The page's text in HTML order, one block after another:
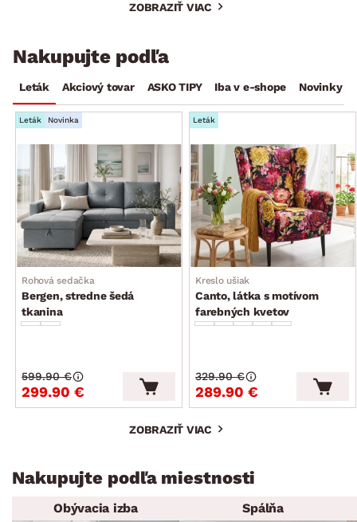
ZOBRAZIŤ VIAC
Nakupujte podľa
Leták Akciový tovar ASKO TIPY Iba v e-shope Novinky
Leták Novinka
Rohová sedačka
Bergen, stredne šedá
tkanina
299.90 €
599.90 €
Leták
Kreslo ušiak
Canto, látka s motívom
farebných kvetov
289.90 €
329.90 €
ZOBRAZIŤ VIAC
Nakupujte podľa miestnosti
Obývacia izba Spálňa